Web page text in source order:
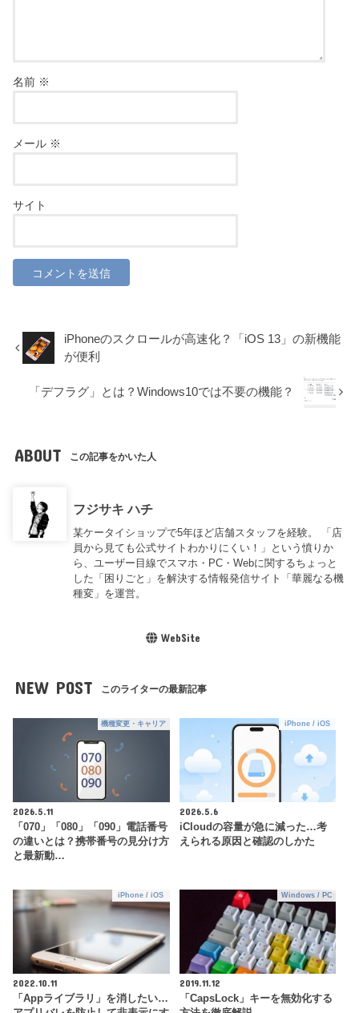
名前 ※
メール ※
サイト
iPhoneのスクロールが高速化？「iOS 13」の新機能
が便利
「デフラグ」とは？Windows10では不要の機能？
ABOUT この記事をかいた人
フジサキ ハチ
某ケータイショップで5年ほど店舗スタッフを経験。 「店
員から見ても公式サイトわかりにくい！」という憤りか
ら、ユーザー目線でスマホ・PC・Webに関するちょっと
した「困りごと」を解決する情報発信サイト「華麗なる機
種変」を運営。
WebSite
NEW POST このライターの最新記事
機種変更・キャリア
2026.5.11
「070」「080」「090」電話番号
の違いとは？携帯番号の見分け方
と最新動…
iPhone / iOS
2026.5.6
iCloudの容量が急に減った…考
えられる原因と確認のしかた
iPhone / iOS
2022.10.11
「Appライブラリ」を消したい…
Windows / PC
2019.11.12
「CapsLock」キーを無効化する